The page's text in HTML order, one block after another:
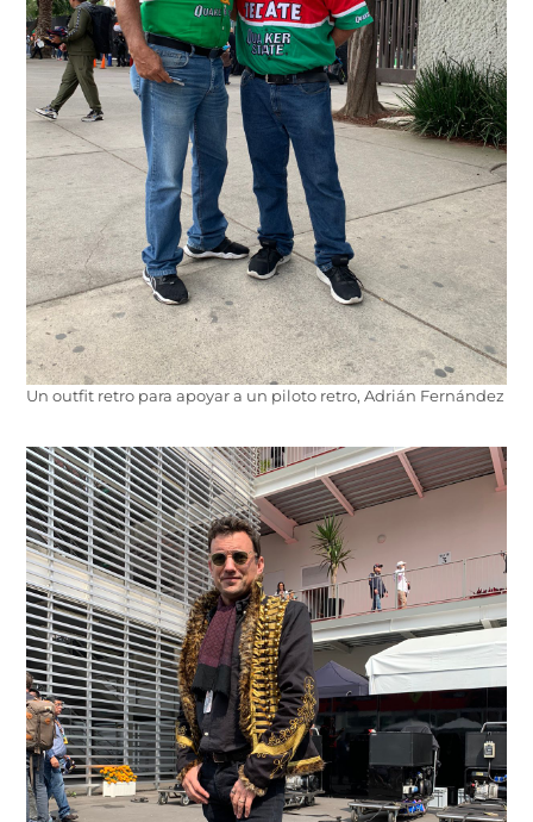
Un outfit retro para apoyar a un piloto retro, Adrián Fernández